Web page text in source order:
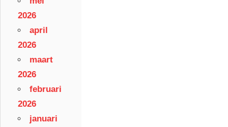
2026
april
2026
maart
2026
februari
2026
januari